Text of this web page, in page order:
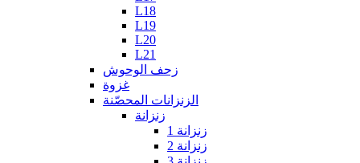
L18
L19
L20
L21
زحف الوحوش
غزوة
الزنزانات المحصّنة
زنزانة
زنزانة 1
زنزانة 2